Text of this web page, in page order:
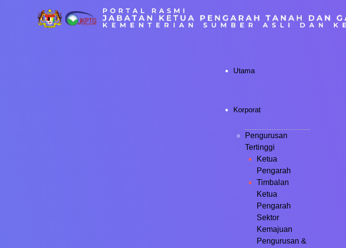
Utama
Korporat
Pengurusan
Tertinggi
Ketua
Pengarah
Timbalan
Ketua
Pengarah
Sektor
Kemajuan
Pengurusan &